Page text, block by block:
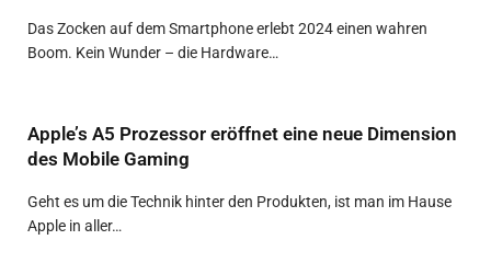
Das Zocken auf dem Smartphone erlebt 2024 einen wahren
Boom. Kein Wunder – die Hardware…
Apple’s A5 Prozessor eröffnet eine neue Dimension
des Mobile Gaming
Geht es um die Technik hinter den Produkten, ist man im Hause
Apple in aller…